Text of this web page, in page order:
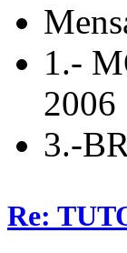
1.-
2006
3.-
Re: